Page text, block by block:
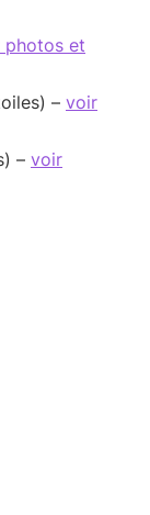
photos et
– voir
– voir